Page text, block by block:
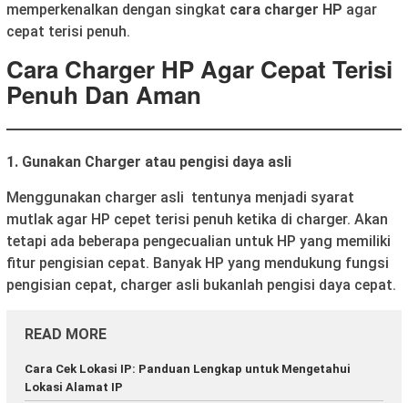
memperkenalkan dengan singkat cara charger HP agar
cepat terisi penuh.
Cara Charger HP Agar Cepat Terisi
Penuh Dan Aman
1. Gunakan Charger atau pengisi daya asli
Menggunakan charger asli tentunya menjadi syarat
mutlak agar HP cepet terisi penuh ketika di charger. Akan
tetapi ada beberapa pengecualian untuk HP yang memiliki
fitur pengisian cepat. Banyak HP yang mendukung fungsi
pengisian cepat, charger asli bukanlah pengisi daya cepat.
READ MORE
Cara Cek Lokasi IP: Panduan Lengkap untuk Mengetahui
Lokasi Alamat IP